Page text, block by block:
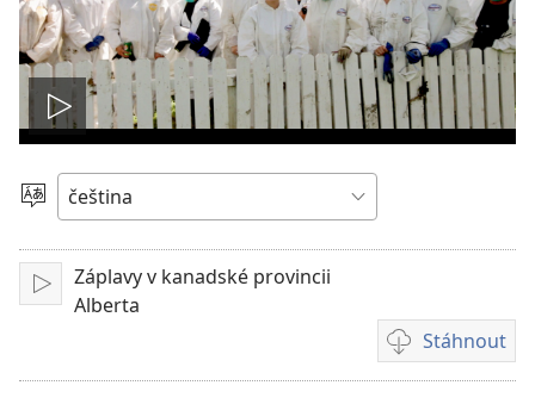
Přehrát
video
Vyberte
jazyk
Přehrát
Záplavy v kanadské provincii
Alberta
Stáhnout
Formáty
videonahrávek